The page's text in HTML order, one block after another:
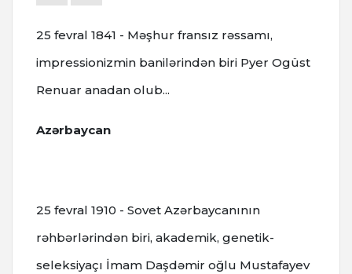
25 fevral 1841 - Məşhur fransız rəssamı,
impressionizmin banilərindən biri Pyer Ogüst
Renuar anadan olub...
Azərbaycan
25 fevral 1910 - Sovet Azərbaycanının
rəhbərlərindən biri, akademik, genetik-
seleksiyaçı İmam Daşdəmir oğlu Mustafayev